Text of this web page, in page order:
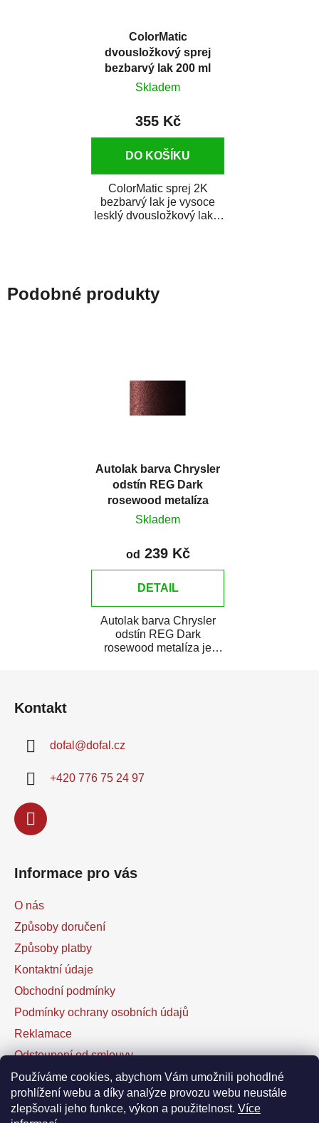
Používáme cookies, abychom Vám umožnili pohodlné
prohlížení webu a díky analýze provozu webu neustále
zlepšovali jeho funkce, výkon a použitelnost. Více
ColorMatic
dvousložkový sprej
bezbarvý lak 200 ml
Skladem
355 Kč
DO KOŠÍKU
ColorMatic sprej 2K
bezbarvý lak je vysoce
lesklý dvousložkový lak s
Podobné produkty
Autolak barva Chrysler
odstín REG Dark
rosewood metalíza
Skladem
od 239 Kč
DETAIL
Autolak barva Chrysler
odstín REG Dark
rosewood metalíza je
Kontakt
dofal @dofal.cz
+420 776 75 24 97
Informace pro vás
O nás
Způsoby doručení
Způsoby platby
Kontaktní údaje
Obchodní podmínky
Podmínky ochrany osobních údajů
Reklamace
Odstoupení od smlouvy
Kontaktní formulář